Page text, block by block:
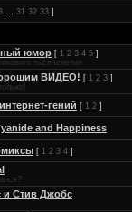
… 31 32 33 ]
юмор [ 1 2 3 4 5 ]
тысячелетия
ВИДЕО! [ 1 2 3 ]
гений [ 1 2 ]
and Happiness
[ 1 2 3 4 ]
и Стив Джобс